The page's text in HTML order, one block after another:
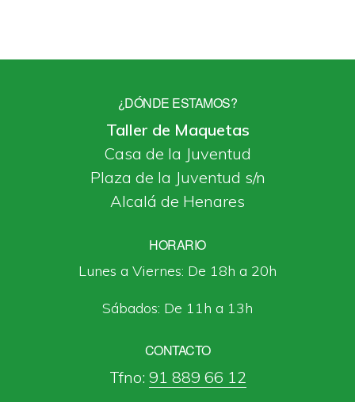
¿DÓNDE ESTAMOS?
Taller de Maquetas
Casa de la Juventud
Plaza de la Juventud s/n
Alcalá de Henares
HORARIO
Lunes a Viernes: De 18h a 20h
Sábados: De 11h a 13h
CONTACTO
Tfno: 91 889 66 12